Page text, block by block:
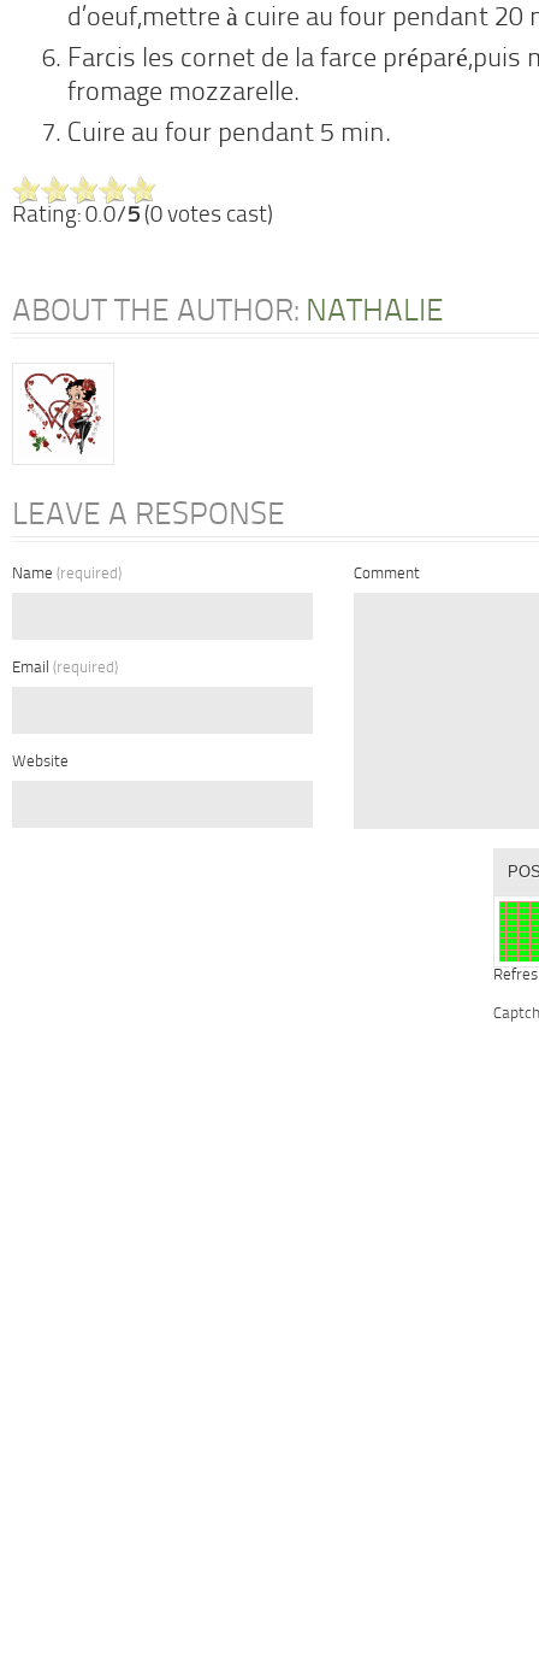
d’oeuf,mettre à cuire au four pendant 20
Farcis les cornet de la farce préparé,puis
fromage mozzarelle.
Cuire au four pendant 5 min.
Rating: 0.0/5 (0 votes cast)
ABOUT THE AUTHOR: NATHALIE
LEAVE A RESPONSE
Name (required)
Email (required)
Website
Comment